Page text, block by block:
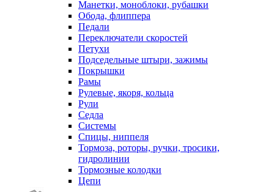
Манетки, моноблоки, рубашки
Обода, флиппера
Педали
Переключатели скоростей
Петухи
Подседельные штыри, зажимы
Покрышки
Рамы
Рулевые, якоря, кольца
Рули
Седла
Системы
Спицы, ниппеля
Тормоза, роторы, ручки, тросики,
гидролинии
Тормозные колодки
Цепи